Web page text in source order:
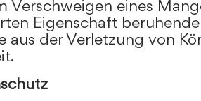
Verschweigen eines
Eigenschaft
aus der Verletzung von